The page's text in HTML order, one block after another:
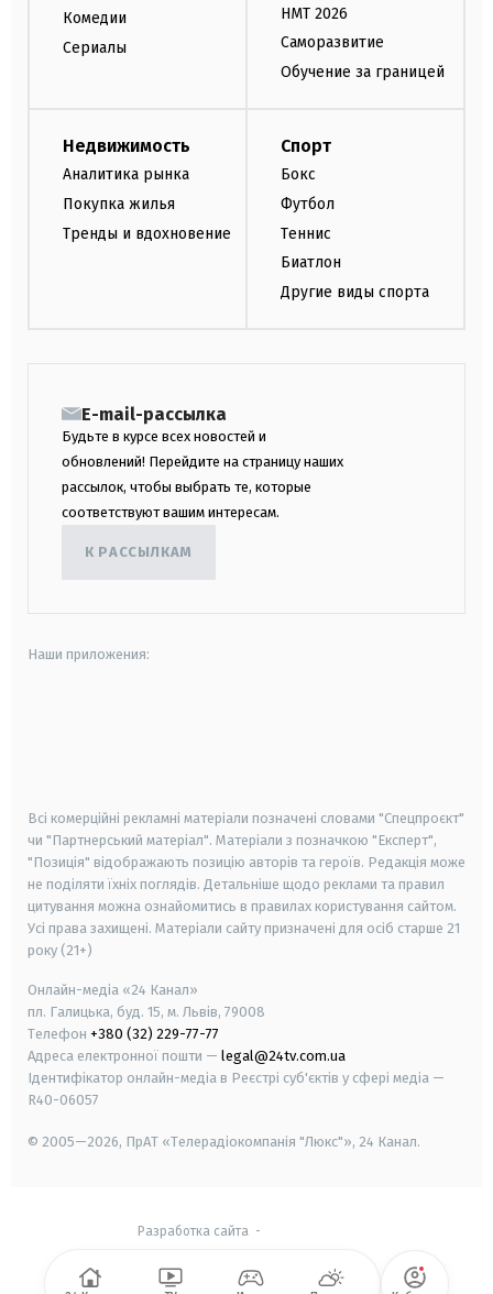
Комедии
Сериалы
НМТ 2026
Саморазвитие
Обучение за границей
Недвижимость
Аналитика рынка
Покупка жилья
Тренды и вдохновение
Спорт
Бокс
Футбол
Теннис
Биатлон
Другие виды спорта
E-mail-рассылка
Будьте в курсе всех новостей и
обновлений! Перейдите на страницу наших
рассылок, чтобы выбрать те, которые
соответствуют вашим интересам.
К РАССЫЛКАМ
Наши приложения:
Всі комерційні рекламні матеріали позначені словами "Спецпроєкт"
чи "Партнерський матеріал". Матеріали з позначкою "Експерт",
"Позиція" відображають позицію авторів та героїв. Редакція може
не поділяти їхніх поглядів. Детальніше щодо реклами та правил
цитування можна ознайомитись в правилах користування сайтом.
Усі права захищені. Матеріали сайту призначені для осіб старше 21
року (21+)
Онлайн-медіа «24 Канал»
пл. Галицька, буд. 15, м. Львів, 79008
Телефон +380 (32) 229-77-77
Адреса електронної пошти — legal@24tv.com.ua
Ідентифікатор онлайн-медіа в Реєстрі суб'єктів у сфері медіа —
R40-06057
© 2005—2026, ПрАТ «Телерадіокомпанія "Люкс"», 24 Канал.
Разработка сайта -